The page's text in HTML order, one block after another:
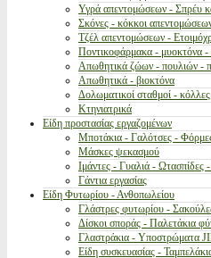
Υγρά απεντομώσεων - Σπρέυ
Σκόνες - κόκκοι
Τζέλ απεντομώσεων -
Ποντικοφάρμακα - μυοκτόνα -
Απωθητικά ζώων - πουλιών -
Απωθητικά - βιοκτόνα
Δολωματικοί σταθμοί -
Κτηνιατρικά
Είδη προστασίας εργαζομένων
Μποτάκια - Γαλότσες -
Μάσκες ψεκασμού
Ιμάντες - Γυαλιά - Ωτασπίδες
Γάντια εργασίας
Είδη Φυτωρίου - Ανθοπωλείου
Γλάστρες φυτωρίου -
Δίσκοι σποράς - Παλετάκια
Γλαστράκια - Υποστρώματα
Είδη συσκευασίας -